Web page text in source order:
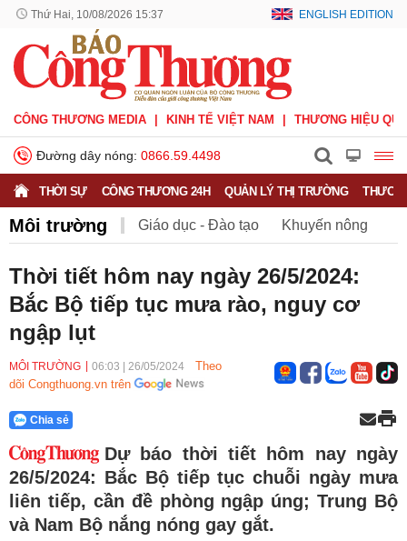
Thứ Hai, 10/08/2026 15:37 ENGLISH EDITION
CÔNG THƯƠNG MEDIA KINH TẾ VIỆT NAM THƯƠNG HIỆU
Đường dây nóng: 0866.59.4498
THỜI SỰ CÔNG THƯƠNG 24H QUẢN LÝ THỊ TRƯỜNG
Môi trường Giáo dục - Đào tạo Khuyến nông
Phát triển bền vững Sức khỏe Việc làm
Thời tiết hôm nay ngày 26/5/2024:
Bắc Bộ tiếp tục mưa rào, nguy cơ
ngập lụt
MÔI TRƯỜNG 06:03 26/05/2024
Theo
dõi Congthuong.vn trên
Chia sẻ
Dự báo thời tiết hôm nay ngày
26/5/2024: Bắc Bộ tiếp tục chuỗi ngày mưa
liên tiếp, cần đề phòng ngập úng; Trung Bộ
và Nam Bộ nắng nóng gay gắt.